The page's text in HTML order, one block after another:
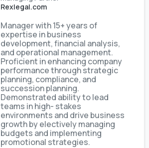
Rexlegal.com
Manager with 15+ years of
expertise in business
development, financial analysis,
and operational management.
Proficient in enhancing company
performance through strategic
planning, compliance, and
succession planning.
Demonstrated ability to lead
teams in high- stakes
environments and drive business
growth by electively managing
budgets and implementing
promotional strategies.